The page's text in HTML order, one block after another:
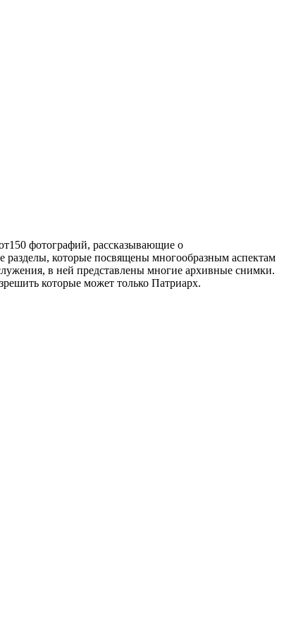
фотографий, рассказывающие о
разделы, которые посвящены многообразным аспектам
в ней представлены многие архивные снимки.
которые может только Патриарх.